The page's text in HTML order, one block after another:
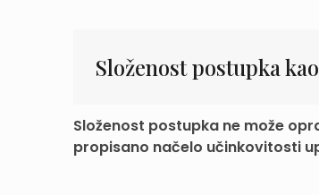
Složenost postupka
Složenost postupka ne može
propisano načelo učinkovitosti